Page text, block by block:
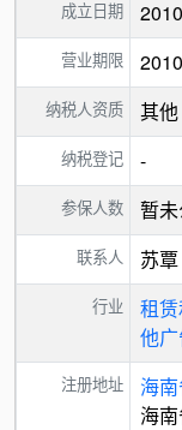
成立日期
营业期限
纳税人资质 其他
纳税登记 -
参保人数 暂
联系人 苏覃
行业 租
他
注册地址 海
海